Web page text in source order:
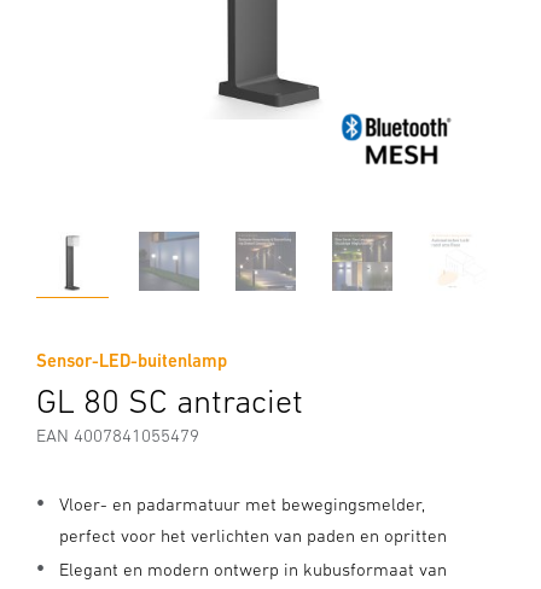
Sensor-LED-buitenlamp
GL 80 SC antraciet
EAN 4007841055479
Vloer- en padarmatuur met bewegingsmelder,
perfect voor het verlichten van paden en opritten
Elegant en modern ontwerp in kubusformaat van